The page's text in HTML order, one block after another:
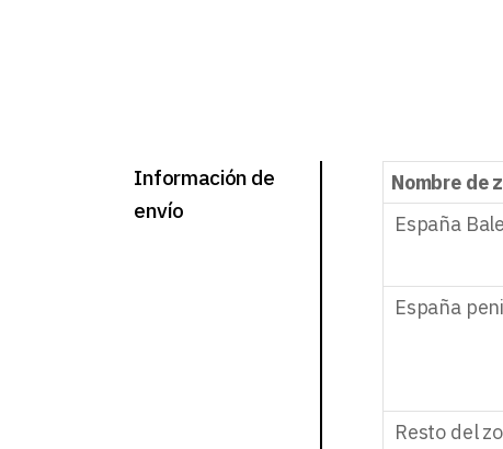
Información de
envío
Nombre de
España
España
Resto del